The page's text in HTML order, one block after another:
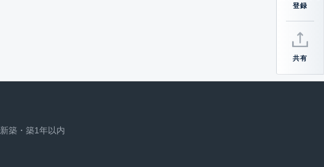
新築・築1年以内
登録
共有